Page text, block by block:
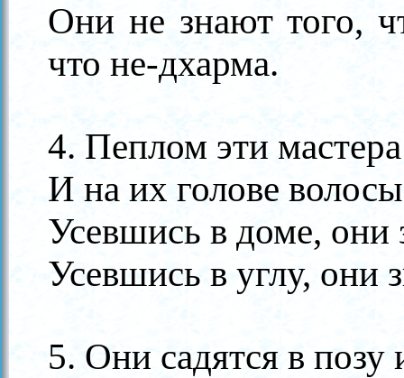
Они не знают того,
что не-дхарма.
4. Пеплом эти
И на их голове
Усевшись в доме, они
Усевшись в углу, они
5. Они садятся в позу